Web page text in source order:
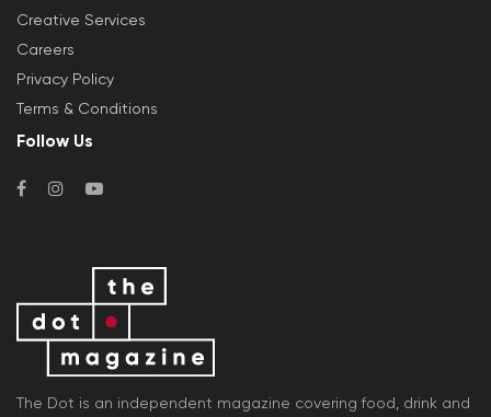
Creative Services
Careers
Privacy Policy
Terms & Conditions
Follow Us
The Dot is an independent magazine covering food, drink and